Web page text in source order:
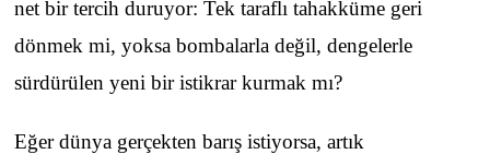
net bir tercih duruyor: Tek taraflı tahakküme geri
dönmek mi, yoksa bombalarla değil, dengelerle
sürdürülen yeni bir istikrar kurmak mı?
Eğer dünya gerçekten barış istiyorsa, artık